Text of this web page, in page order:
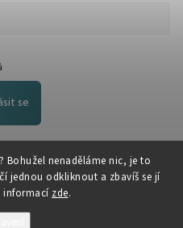
Bohužel nenaděláme nic, je to
jednou odkliknout a zbavíš se jí
informací zde.
se